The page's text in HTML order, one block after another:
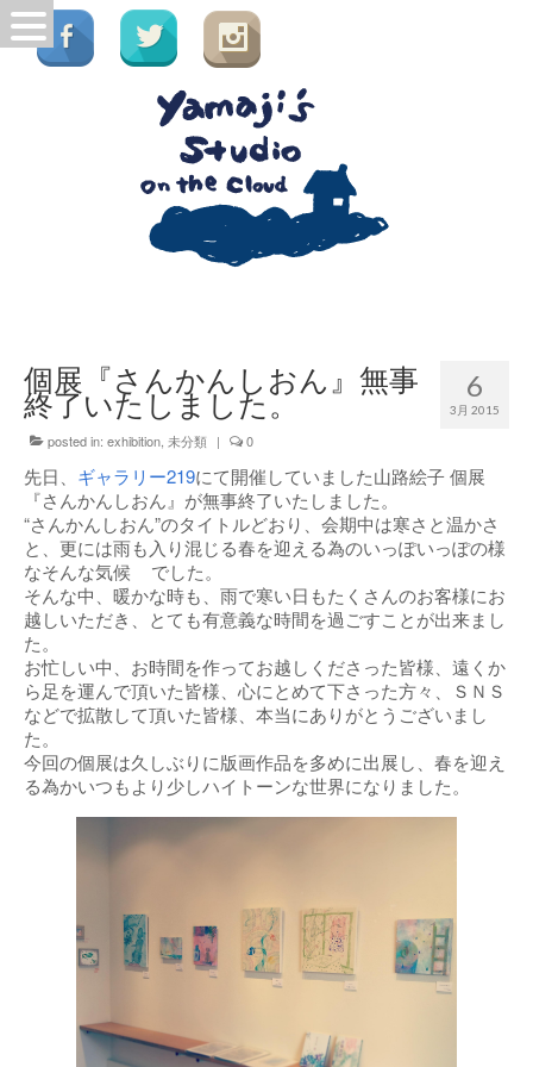
6
3月 2015
個展『さんかんしおん』無事
終了いたしました。
posted in: exhibition 未分類 | 0
先日、 ギャラリー219にて開催していました山路絵子 個展
『さんかんしおん』が無事終了いたしました。
“さんかんしおん”のタイトルどおり、会期中は寒さと温かさ
と、更には雨も入り混じる春を迎える為のいっぽいっぽの様
なそんな気候
でした。
そんな中、暖かな時も、雨で寒い日もたくさんのお客様にお
越しいただき、とても有意義な時間を過ごすことが出来まし
た。
お忙しい中、お時間を作ってお越しくださった皆様、遠くか
ら足を運んで頂いた皆様、心にとめて下さった方々、ＳＮＳ
などで拡散して頂いた皆様、本当にありがとうございまし
た。
今回の個展は久しぶりに版画作品を多めに出展し、春を迎え
る為かいつもより少しハイトーンな世界になりました。